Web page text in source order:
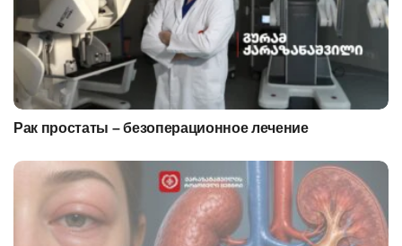
Рак простаты – безоперационное лечение